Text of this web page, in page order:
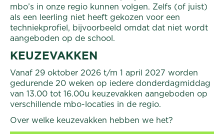
mbo’s in onze regio kunnen volgen. Zelfs (of juist)
als een leerling niet heeft gekozen voor een
techniekprofiel, bijvoorbeeld omdat dat niet wordt
aangeboden op de school.
KEUZEVAKKEN
Vanaf 29 oktober 2026 t/m 1 april 2027 worden
gedurende 20 weken op iedere donderdagmiddag
van 13.00 tot 16.00u keuzevakken aangeboden op
verschillende mbo-locaties in de regio.
Over welke keuzevakken hebben we het?